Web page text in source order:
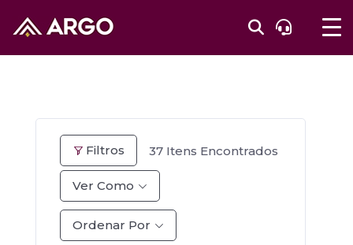
Filtros 37Itens Encontrados
Ver Como
Ordenar Por